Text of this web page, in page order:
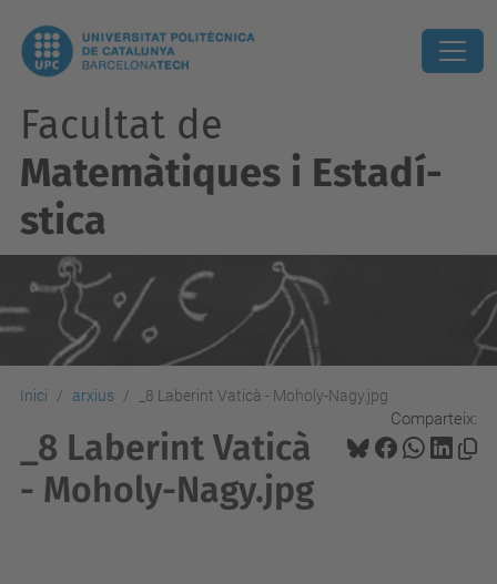
Facultat de
Matemàtiques i Estadí­
stica
Inici arxius _8 Laberint Vaticà - Moholy-Nagy.jpg
Comparteix:
_8 Laberint Vaticà
- Moholy-Nagy.jpg